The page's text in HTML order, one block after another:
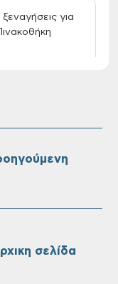
για
Επιτροπής
σελίδα